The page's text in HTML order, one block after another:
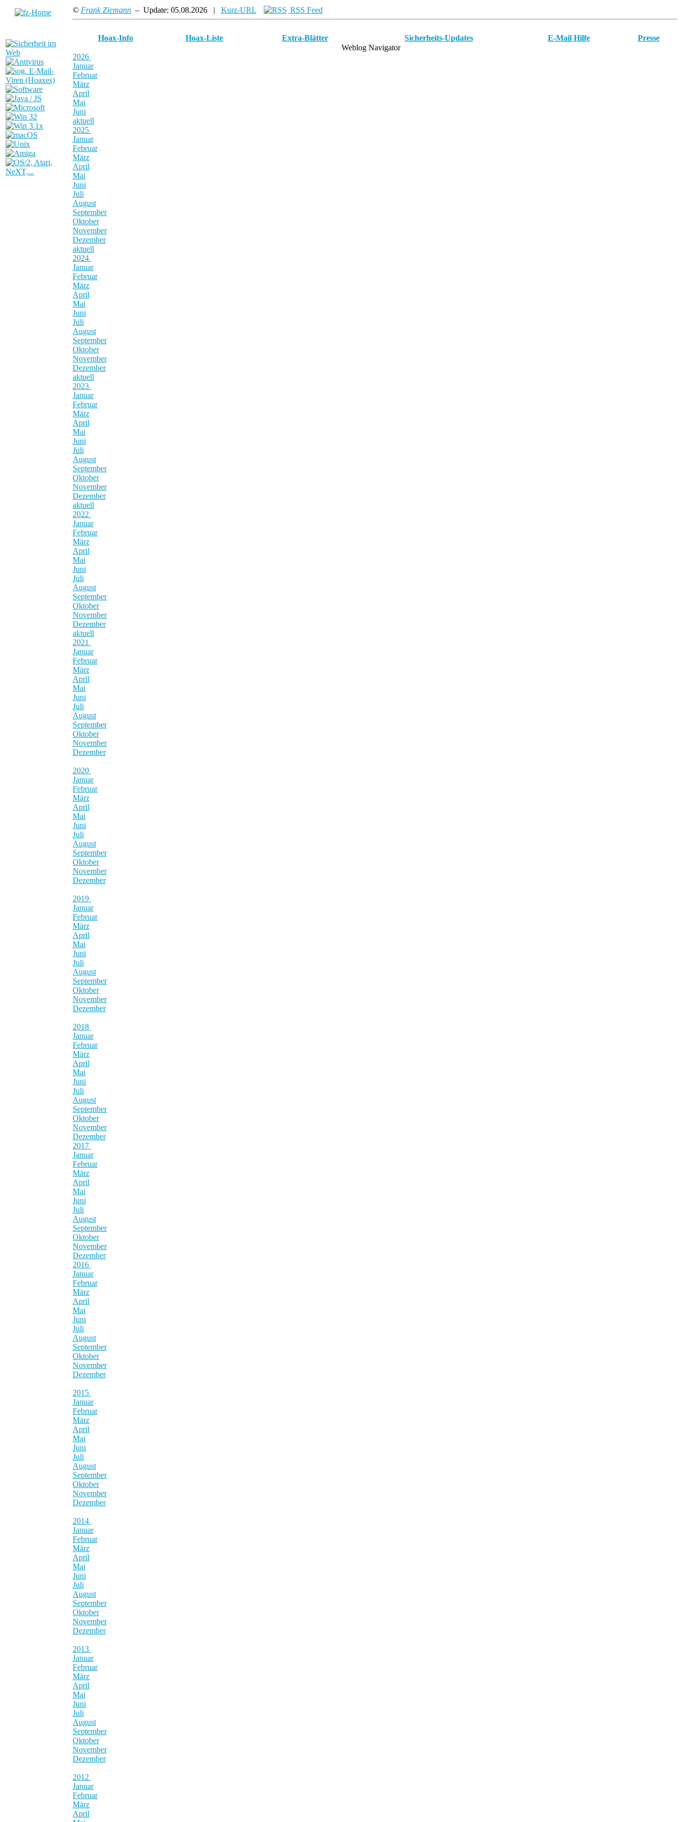
© Frank Ziemann – Update: 05.08.2026 | Kurz-URL RSS Feed
Hoax-Info Hoax-Liste Extra-Blätter Sicherheits-Updates E-Mail Hilfe
Presse
Weblog Navigator
2026
Januar
Februar
März
April
Mai
Juni
aktuell
2025
Januar
Februar
März
April
Mai
Juni
Juli
August
September
Oktober
November
Dezember
aktuell
2024
Januar
Februar
März
April
Mai
Juni
Juli
August
September
Oktober
November
Dezember
aktuell
2023
Januar
Februar
März
April
Mai
Juni
Juli
August
September
Oktober
November
Dezember
aktuell
2022
Januar
Februar
März
April
Mai
Juni
Juli
August
September
Oktober
November
Dezember
aktuell
2021
Januar
Februar
März
April
Mai
Juni
Juli
August
September
Oktober
November
Dezember
2020
Januar
Februar
März
April
Mai
Juni
Juli
August
September
Oktober
November
Dezember
2019
Januar
Februar
März
April
Mai
Juni
Juli
August
September
Oktober
November
Dezember
2018
Januar
Februar
März
April
Mai
Juni
Juli
August
September
Oktober
November
Dezember
2017
Januar
Februar
März
April
Mai
Juni
Juli
August
September
Oktober
November
Dezember
2016
Januar
Februar
März
April
Mai
Juni
Juli
August
September
Oktober
November
Dezember
2015
Januar
Februar
März
April
Mai
Juni
Juli
August
September
Oktober
November
Dezember
2014
Januar
Februar
März
April
Mai
Juni
Juli
August
September
Oktober
November
Dezember
2013
Januar
Februar
März
April
Mai
Juni
Juli
August
September
Oktober
November
Dezember
2012
Januar
Februar
März
April